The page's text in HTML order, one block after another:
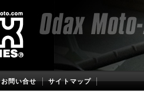
お問い合せ サイトマップ